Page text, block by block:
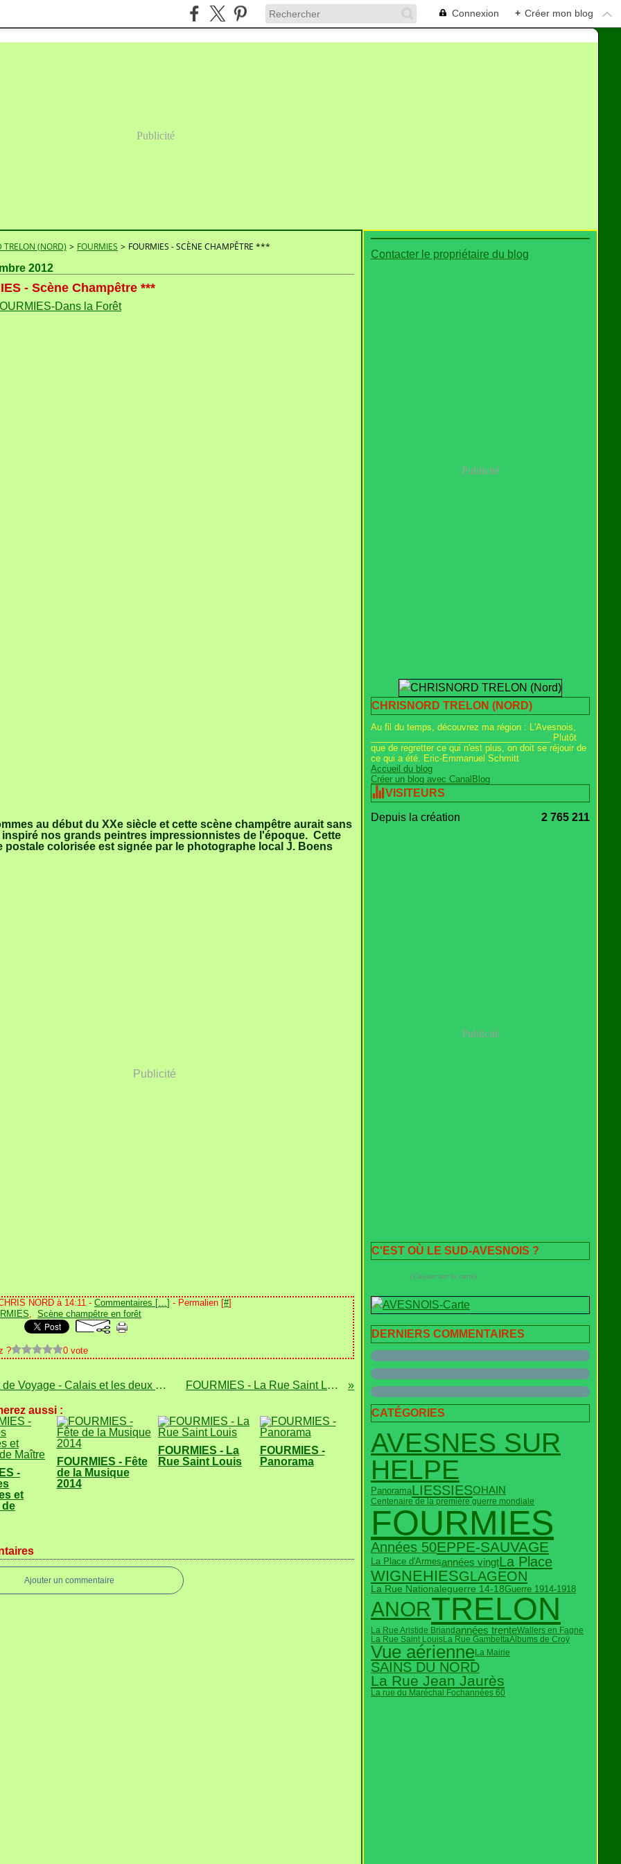
Connexion + Créer mon blog
Publicité
TRELON (NORD) > FOURMIES > FOURMIES - SCÈNE CHAMPÊTRE ***
2012
- Scène Champêtre ***
au début du XXe siècle et cette scène champêtre aurait sans
nos grands peintres impressionnistes de l'époque. Cette
postale colorisée est signée par le photographe local J. Boens
Publicité
NORD à 14:11 - Commentaires […] - Permalien [#]
, Scène champêtre en forêt
? 0 vote
Carnet de Voyage - Calais et les deux Caps FOURMIES - La Rue Saint Louis
aussi :
-
et
de
FOURMIES - Fête
de la Musique
2014
FOURMIES - La
Rue Saint Louis
FOURMIES -
Panorama
Ajouter un commentaire
Contacter le propriétaire du blog
Publicité
CHRISNORD TRELON (NORD)
Au fil du temps, découvrez ma région : L'Avesnois,
_____________________________________ Plutôt
que de regretter ce qui n'est plus, on doit se réjouir de
ce qui a été. Eric-Emmanuel Schmitt
Accueil du blog
Créer un blog avec CanalBlog
VISITEURS
Depuis la création 2 765 211
Publicité
C'EST OÙ LE SUD-AVESNOIS ?
(Cliquer sur la carte)
DERNIERS COMMENTAIRES
CATÉGORIES
AVESNES SUR
HELPE
PanoramaLIESSIESOHAIN
Centenaire de la première guerre mondiale
FOURMIES
Années 50EPPE-SAUVAGE
La Place d'Armesannées vingtLa Place
WIGNEHIESGLAGEON
La Rue Nationaleguerre 14-18Guerre 1914-1918
ANORTRELON
La Rue Aristide Briandannées trenteWallers en Fagne
La Rue Saint LouisLa Rue GambettaAlbums de Croÿ
Vue aérienneLa Mairie
SAINS DU NORD
La Rue Jean Jaurès
La rue du Maréchal Fochannées 60